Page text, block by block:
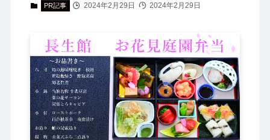
PR記事 2024年2月29日 2024年2月29日